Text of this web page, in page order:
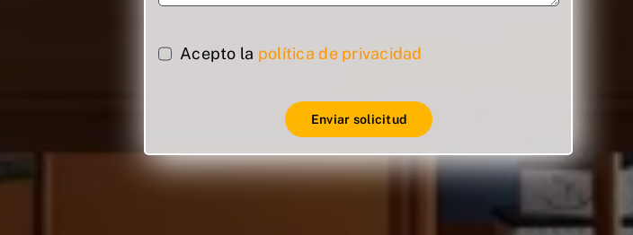
Acepto la política de privacidad
Enviar solicitud